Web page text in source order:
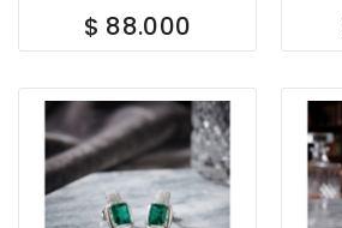
$ 88.000